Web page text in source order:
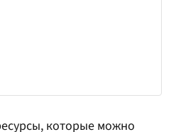
которые можно